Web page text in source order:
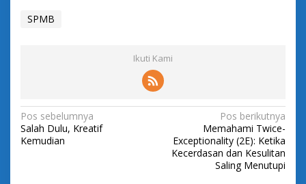
SPMB
Ikuti Kami
N
a
Pos sebelumnya
Salah Dulu, Kreatif
Kemudian
Pos berikutnya
Memahami Twice-
Exceptionality (2E): Ketika
Kecerdasan dan Kesulitan
Saling Menutupi